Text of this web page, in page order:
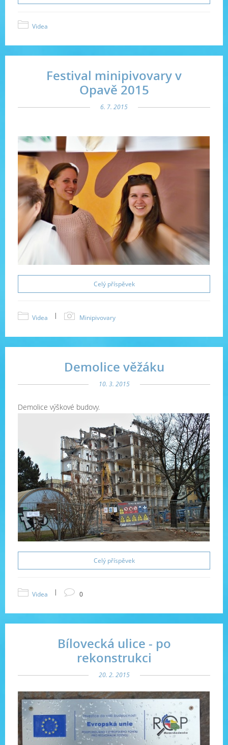
Videa
Festival minipivovary v
Opavě 2015
6. 7. 2015
Celý příspěvek
Videa | Minipivovary
Demolice věžáku
10. 3. 2015
Demolice výškové budovy.
Celý příspěvek
Videa | 0
Bílovecká ulice - po
rekonstrukci
20. 2. 2015